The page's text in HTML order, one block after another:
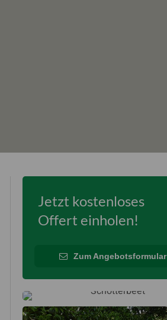
Jetzt kostenloses
Offert einholen!
Zum Angebotsformular